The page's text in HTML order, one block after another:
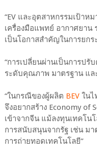
“EV และอุตสาหกรรมเป้าห
เครื่องมือแพทย์ อากาศยา
เป็นโอกาสสำคัญในการยก
“การเปลี่ยนผ่านเป็นการป
ระดับคุณภาพ มาตรฐาน แล
“ในกรณีของผู้ผลิต BEVในไ
จึงอยากสร้าง Economy of
เข้าจากจีน แม้ลงทุนเทคโน
การสนับสนุนจากรัฐ เช่น ม
การถ่ายทอดเทคโนโลยี”